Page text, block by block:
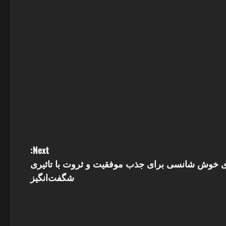
Next:
خوش شانسی برای جذب موفقیت و ثروت با تاثیری
شگفت‌انگیز